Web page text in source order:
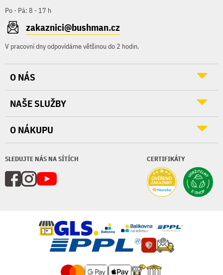
Po - Pá: 8 - 17 h
zakaznici@bushman.cz
V pracovní dny odpovídáme většinou do 2 hodin.
SLEDUJTE NÁS NA SÍTÍCH CERTIFIKÁTY
O NÁS
NAŠE SLUŽBY
O NÁKUPU